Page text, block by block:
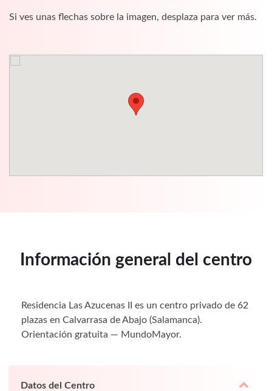
Si ves unas flechas sobre la imagen, desplaza para ver más.
Información general del centro
Residencia Las Azucenas II es un centro privado de 62
plazas en Calvarrasa de Abajo (Salamanca).
Orientación gratuita — MundoMayor.
Datos del Centro